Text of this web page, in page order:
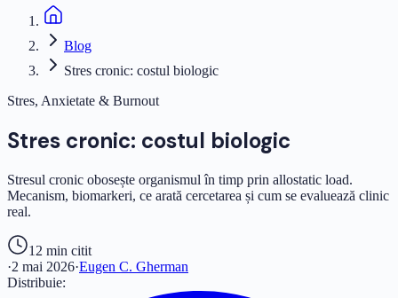
Blog
Stres cronic: costul biologic
Stres, Anxietate & Burnout
Stres cronic: costul biologic
Stresul cronic obosește organismul în timp prin allostatic load.
Mecanism, biomarkeri, ce arată cercetarea și cum se evaluează clinic
real.
12 min citit
·2 mai 2026·Eugen C. Gherman
Distribuie: